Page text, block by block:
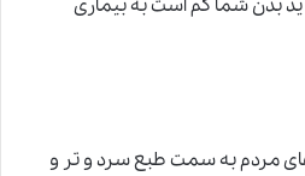
بدن شما کم است به بیماری
غذاهای مردم به سمت طبع سرد و تر و